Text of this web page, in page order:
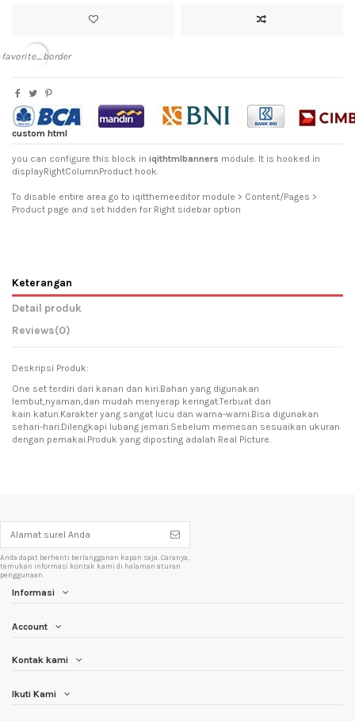
favorite_border
custom html
you can configure this block in iqithtmlbanners module. It is hooked in
displayRightColumnProduct hook.
To disable entire area go to iqitthemeeditor module > Content/Pages >
Product page and set hidden for Right sidebar option
Keterangan
Detail produk
Reviews(0)
Deskripsi Produk:
One set terdiri dari kanan dan kiri.Bahan yang digunakan
lembut,nyaman,dan mudah menyerap keringat.Terbuat dari
kain katun.Karakter yang sangat lucu dan warna-warni.Bisa digunakan
sehari-hari.Dilengkapi lubang jemari.Sebelum memesan sesuaikan ukuran
dengan pemakai.Produk yang diposting adalah Real Picture.
Anda dapat berhenti berlangganan kapan saja. Caranya,
temukan informasi kontak kami di halaman aturan
penggunaan.
Informasi
Account
Kontak kami
Ikuti Kami